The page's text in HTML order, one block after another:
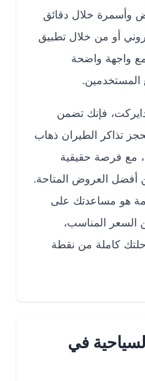
خلال دقائق
من خلال تطبيق
واضحة
فإنك تضمن
الطيران ذهاب
حقيقية
العروض المتاحة.
مساعدتك على
المناسب،
من نقطة
في